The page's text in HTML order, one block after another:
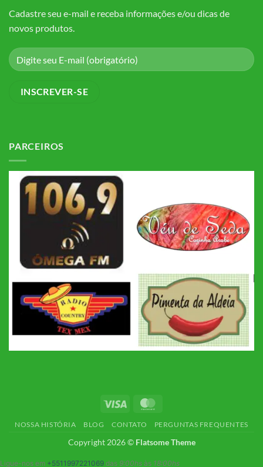
Cadastre seu e-mail e receba informações e/ou dicas de
novos produtos.
PARCEIROS
Visa
NOSSA HISTÓRIA BLOG CONTATO PERGUNTAS FREQUENTES
Copyright 2026 © Flatsome Theme
Ligue-nos em +5511997221069 das 9:00hs às 18:00hs